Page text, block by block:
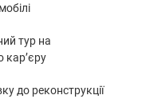
тур на
до реконструкції